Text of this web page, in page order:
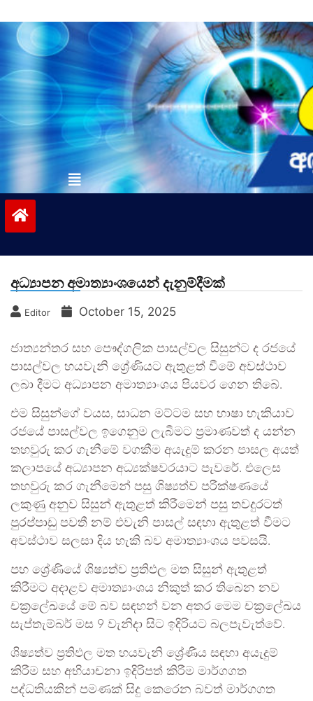
to
contentvinivida.lk
අධ්‍යාපන අමාත්‍යාංශයෙන් දැනුම්දීමක්
Editor October 15, 2025
ජාත්‍යන්තර සහ පෞද්ගලික පාසල්වල සිසුන්ට ද රජයේ
පාසල්වල හයවැනි ශ්‍රේණියට ඇතුළත් වීමේ අවස්ථාව
ලබා දීමට අධ්‍යාපන අමාත්‍යාංශය පියවර ගෙන තිබේ.
එම සිසුන්ගේ වයස, සාධන මට්ටම සහ භාෂා හැකියාව
රජයේ පාසල්වල ඉගෙනුම ලැබීමට ප්‍රමාණවත් ද යන්න
තහවුරු කර ගැනීමේ වගකීම අයැදුම් කරන පාසල අයත්
කලාපයේ අධ්‍යාපන අධ්‍යක්ෂවරයාට පැවරේ. එලෙස
තහවුරු කර ගැනීමෙන් පසු ශිෂ්‍යත්ව පරීක්ෂණයේ
ලකුණු අනුව සිසුන් ඇතුළත් කිරීමෙන් පසු තවදුරටත්
පුරප්පාඩු පවතී නම් එවැනි පාසල් සඳහා ඇතුළත් වීමට
අවස්ථාව සලසා දිය හැකි බව අමාත්‍යාංශය පවසයි.
පහ ශ්‍රේණියේ ශිෂ්‍යත්ව ප්‍රතිඵල මත සිසුන් ඇතුළත්
කිරීමට අදාළව අමාත්‍යාංශය නිකුත් කර තිබෙන නව
චක්‍රලේඛයේ මේ බව සඳහන් වන අතර මෙම චක්‍රලේඛය
සැප්තැම්බර් මස 9 වැනිදා සිට ඉදිරියට බලපැවැත්වේ.
ශිෂ්‍යත්ව ප්‍රතිඵල මත හයවැනි ශ්‍රේණිය සඳහා අයැදුම්
කිරීම සහ අභියාචනා ඉදිරිපත් කිරීම මාර්ගගත
පද්ධතියකින් පමණක් සිදු කෙරෙන බවත් මාර්ගගත